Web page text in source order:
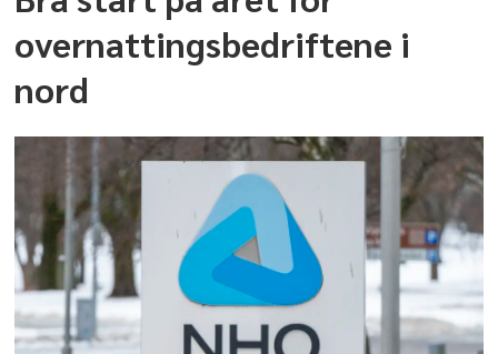
overnattingsbedriftene i
nord